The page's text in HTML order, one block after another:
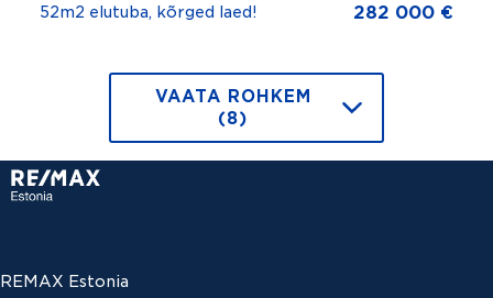
52m2 elutuba, kõrged laed! 282 000 €
VAATA ROHKEM
(8)
REMAX Estonia